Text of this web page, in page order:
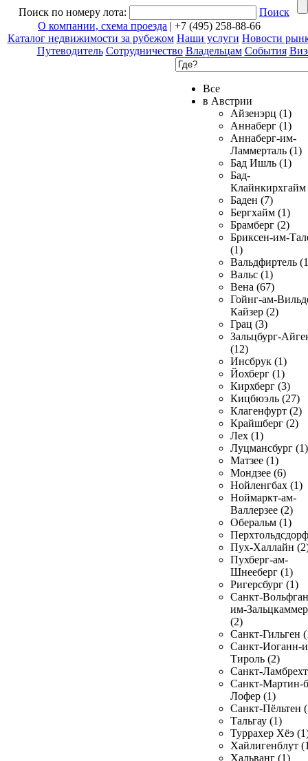
Поиск по номеру лота:
Поиск
О компании, схема проезда | +7 (495) 258-88-66
Каталог недвижимости за рубежом Наши услуги Новости
Путеводитель Сотрудничество Владельцам События
Все
в Австрии
Айзенэрц (1)
Аннаберг (1)
Аннаберг-им-
Ламмерталь (1)
Бад Ишль (1)
Бад-
Клайнкирхгайм
Баден (7)
Бергхайм (1)
Брамберг (2)
Бриксен-им-
(1)
Вальдфиртель
Вальс (1)
Вена (67)
Гойнг-ам-
Кайзер (2)
Грац (3)
Зальцбург-
(12)
Инсбрук (1)
Йохберг (1)
Кирхберг (3)
Кицбюэль (27)
Клагенфурт (2)
Крайшберг (2)
Лех (1)
Луцмансбург (1)
Матзее (1)
Мондзее (6)
Нойленгбах (1)
Ноймаркт-ам-
Валлерзее (2)
Оберальм (1)
Пух-Халлайн
Пухберг-ам-
Шнееберг (1)
Ригерсбург (1)
Санкт-
им-
(2)
Санкт-Гильген
Санкт-Иоганн-
Тироль (2)
Санкт-
Санкт-Мартин-
Лофер (1)
Санкт-Пёльтен
Тальгау (1)
Туррахер Хёэ
Хайлигенблут
Хальванг (1)